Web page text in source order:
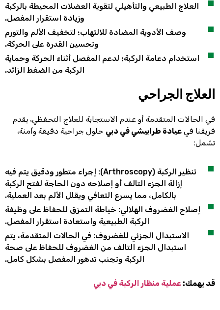
العلاج الطبيعي والتأهيلي لتقوية العضلات المحيطة بالركبة
وزيادة استقرار المفصل.
وصف الأدوية المضادة للالتهاب؛ لتخفيف الألم والتورم
وتحسين القدرة على الحركة.
استخدام دعامة الركبة؛ لدعم المفصل أثناء الحركة وحماية
الركبة من الضغط الزائد.
العلاج الجراحي
في الحالات المتقدمة أو عندم الاستجابة للعلاج التحفظي، يقدم
فريقنا في عيادة طرابيشي في دبي حلول جراحية دقيقة وآمنة،
تشمل:
تنظير الركبة (Arthroscopy): إجراء متطور ودقيق يتم فيه
إزالة الجزء التالف أو إصلاحه دون الحاجة لفتح الركبة
بالكامل، مما يسرع التعافي ويقلل الألم بعد العملية.
إصلاح الغضروف الهلالي: خياطة التمزق للحفاظ على وظيفة
الركبة الطبيعية واستعادة استقرار المفصل.
الاستبدال الجزئي للغضروف: في الحالات المتقدمة، يتم
استبدال الجزء التالف من الغضروف للحفاظ على صحة
الركبة وتجنب تدهور المفصل بشكل كامل.
قد يهمك: عملية منظار الركبة في دبي